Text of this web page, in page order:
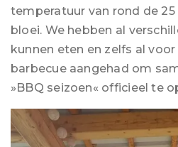
temperatuur van rond de
bloei. We hebben al
kunnen eten en zelfs al
barbecue aangehad om
»BBQ seizoen« officieel te